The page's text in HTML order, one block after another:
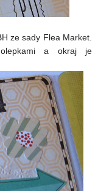
ze sady Flea Market.
a okraj je